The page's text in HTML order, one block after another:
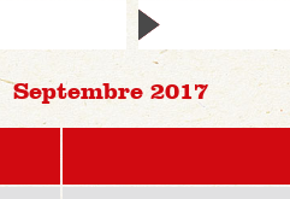
Septembre 2017